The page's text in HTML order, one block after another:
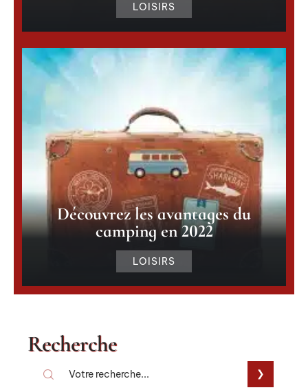
LOISIRS
Découvrez les avantages du
camping en 2022
LOISIRS
Recherche